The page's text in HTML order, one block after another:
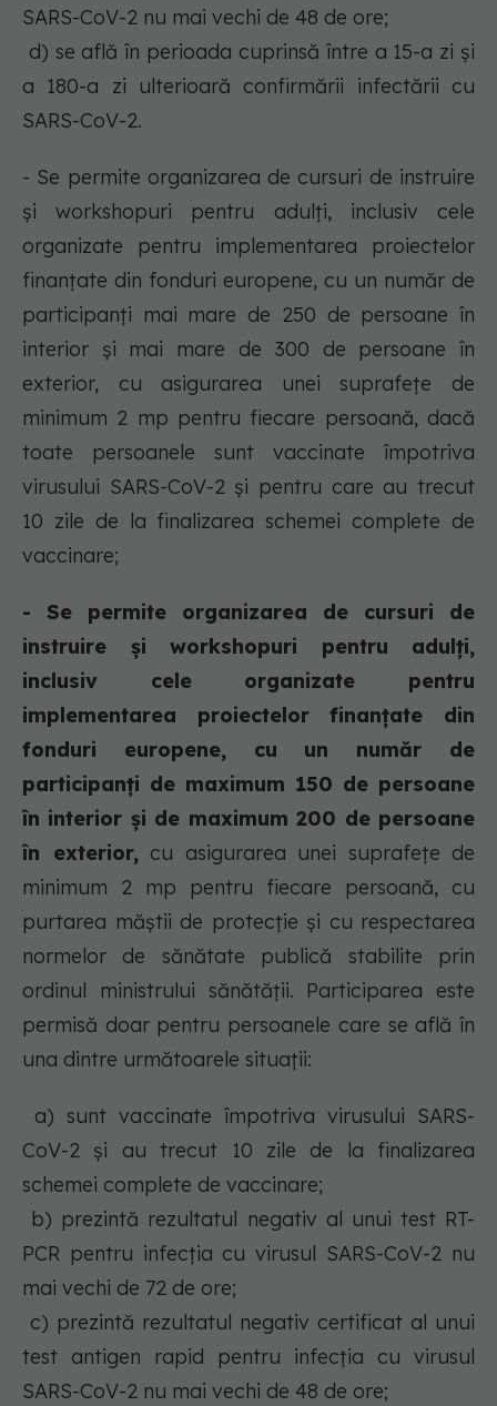
SARS-CoV-2 nu mai vechi de 48 de ore;
d) se află în perioada cuprinsă între a 15-a zi și
a 180-a zi ulterioară confirmării infectării cu
SARS-CoV-2.
- Se permite organizarea de cursuri de instruire
și workshopuri pentru adulți, inclusiv cele
organizate pentru implementarea proiectelor
finanțate din fonduri europene, cu un număr de
participanți mai mare de 250 de persoane în
interior și mai mare de 300 de persoane în
exterior, cu asigurarea unei suprafețe de
minimum 2 mp pentru fiecare persoană, dacă
toate persoanele sunt vaccinate împotriva
virusului SARS-CoV-2 și pentru care au trecut
10 zile de la finalizarea schemei complete de
vaccinare;
- Se permite organizarea de cursuri de
instruire și workshopuri pentru adulți,
inclusiv cele organizate pentru
implementarea proiectelor finanțate din
fonduri europene, cu un număr de
participanți de maximum 150 de persoane
în interior și de maximum 200 de persoane
în exterior,cu asigurarea unei suprafețe de
minimum 2 mp pentru fiecare persoană, cu
purtarea măștii de protecție și cu respectarea
normelor de sănătate publică stabilite prin
ordinul ministrului sănătății. Participarea este
permisă doar pentru persoanele care se află în
una dintre următoarele situații:
a) sunt vaccinate împotriva virusului SARS-
CoV-2 și au trecut 10 zile de la finalizarea
schemei complete de vaccinare;
b) prezintă rezultatul negativ al unui test RT-
PCR pentru infecția cu virusul SARS-CoV-2 nu
mai vechi de 72 de ore;
c) prezintă rezultatul negativ certificat al unui
test antigen rapid pentru infecția cu virusul
SARS-CoV-2 nu mai vechi de 48 de ore;